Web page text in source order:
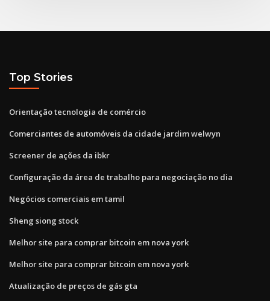
Top Stories
Orientação tecnologia de comércio
Comerciantes de automóveis da cidade jardim welwyn
Screener de ações da ibkr
Configuração da área de trabalho para negociação no dia
Negócios comerciais em tamil
Sheng siong stock
Melhor site para comprar bitcoin em nova york
Melhor site para comprar bitcoin em nova york
Atualização de preços de gás gta